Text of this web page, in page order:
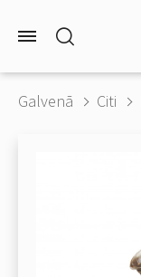
Galvenā Citi